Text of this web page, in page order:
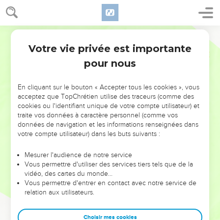
NE MANQUEZ PAS L’ÉVÉNEMENT
DE L’ANNÉE !
ET SI LEURS ERREURS POUVAIENT VOUS ÉVITER LES
VOTRES ?
leur foi ou leur vision. Mais on voit moins les doutes, les erreurs
et les saisons difficiles qu'ils ont traversés, alors même que ce
sont elles qui les ont façonnés.
Dans cette conférence, leaders, entrepreneurs, et responsables
clés pour avancer avec plus de sagesse afin que leurs erreurs
Votre vie privée est importante
pour nous
En cliquant sur le bouton « Accepter tous les cookies », vous
acceptez que TopChrétien utilise des traceurs (comme des
cookies ou l'identifiant unique de votre compte utilisateur) et
traite vos données à caractère personnel (comme vos
données de navigation et les informations renseignées dans
votre compte utilisateur) dans les buts suivants :
Mesurer l'audience de notre service
Vous permettre d'utiliser des services tiers tels que de la
vidéo, des cartes du monde…
Vous permettre d'entrer en contact avec notre service de
relation aux utilisateurs.
Choisir mes cookies